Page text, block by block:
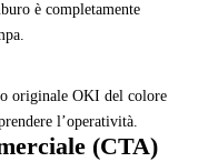
è completamente
originale OKI del colore
l’operatività.
(CTA)